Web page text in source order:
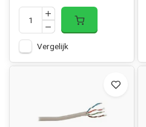
Vergelijk